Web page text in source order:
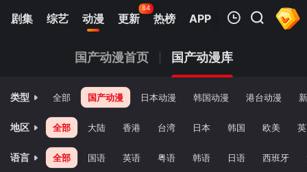
剧集 综艺 动漫 更新
84
热榜 APP
我的观影记录
暂无观看影片的记录
国产动漫首页 国产动漫库
类型 全部 国产动漫 日本动漫 韩国动漫 港台动漫
地区 全部 大陆 香港 台湾 日本 韩国 欧美
语言 全部 国语 英语 粤语 韩语 日语 西班牙